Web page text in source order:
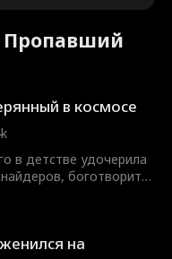
Пропавший
в космосе
в детстве удочерила
боготворит
сестёр
на